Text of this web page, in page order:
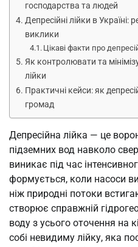
господарства та людей
Депресійні лійки в Україні:
виклики
Цікаві факти про
Як контролювати та
лійки
Практичні кейси: як
громад
Депресійна лійка — це
підземних вод навколо
виникає під час
формується, коли насоси
ніж природні потоки
створює справжній
воду з усього оточення на
собі невидиму лійку, яка